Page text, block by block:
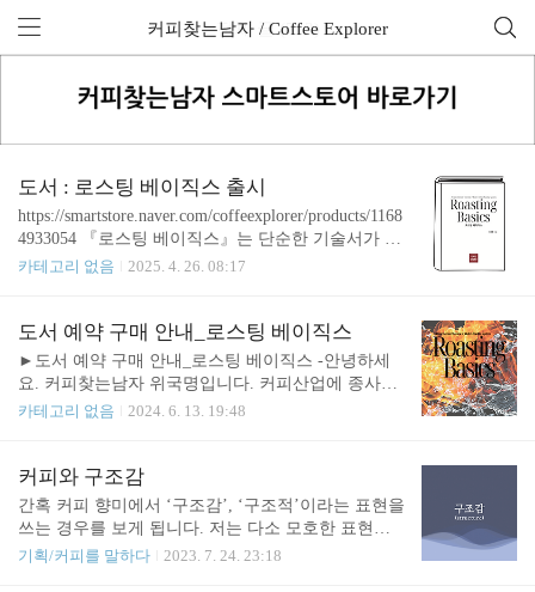
전체 글 (713)
커피찾는남자 / Coffee Explorer
도서 : 로스팅 베이직스 출시
https://smartstore.naver.com/coffeexplorer/products/1168
4933054 『로스팅 베이직스』는 단순한 기술서가 아
니라, 커피 로스팅이라는 전문 분야를 깊이 있게 탐
로스팅의 본질에 이르는 지름길을 찾기를 바랍니다.
목차시작하며Part 1. 로스팅의 기초1. 성격이 급한 로
스터를 위해2. 커피 로스팅이란3. 잘 된 로스팅과 스
페셜티 커피산업4. 잘 안 된 로스팅과 로스터의 스타
일5. 화학자와 로스터6. 로스팅, 그냥 많이 해보면 늘
8. 커피 로스팅의 스타일9. 커피 로스팅의 목표 Part
2. 로스팅의 핵심변수1...
카테고리 없음 2025. 4. 26. 08:17
도서 예약 구매 안내_로스팅 베이직스
►도서 예약 구매 안내_로스팅 베이직스 -안녕하세
요. 커피찾는남자 위국명입니다. 커피산업에 종사한
지 어느새 거의 20년이 되어 갑니다. 그중에서도 특
번에 책으로 출판하려고 합니다.저는 커피에 대한 근
본적인 원리를 탐험하기 원했습니다. 사람들이 말하
는 노하우 뒤에 숨어있는 좋은 원리는 발굴해서 소개
하고, 근거 없는 주장들은 반박했습니다. 측정기
가 알려주는 수치를 그대로 믿지 않고, 측정의 원리
카테고리 없음 2024. 6. 13. 19:48
커피와 구조감
간혹 커피 향미에서 ‘구조감’, ‘구조적’이라는 표현을
쓰는 경우를 보게 됩니다. 저는 다소 모호한 표현이
라고 생각하는데요. 기본적으로 언어는 사회적 약속
기획/커피를 말하다 2023. 7. 24. 23:18